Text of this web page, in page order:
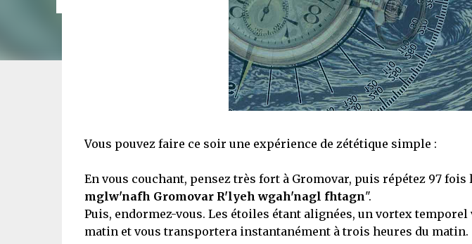
Vous pouvez faire ce soir une expérience de zététique simple :
En vous couchant, pensez très fort à Gromovar, puis répétez 97
mglw'nafh Gromovar R'lyeh wgah'nagl fhtagn".
Puis, endormez-vous. Les étoiles étant alignées, un vortex temporel
matin et vous transportera instantanément à trois heures du matin.